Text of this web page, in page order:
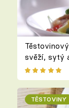
svěží, sytý
TĚSTOVINY